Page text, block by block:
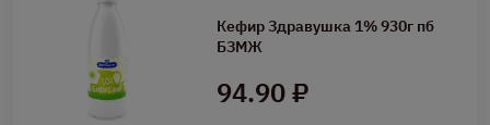
Кефир Здравушка 1% 930г пб
БЗМЖ
94.90 ₽